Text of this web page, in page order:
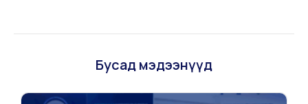
Бусад мэдээнүүд